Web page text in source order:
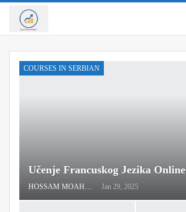
COURSES IN SERBIAN
Učenje Francuskog Jezika Online
HOSSAM MOAHMED Jan 29, 2025